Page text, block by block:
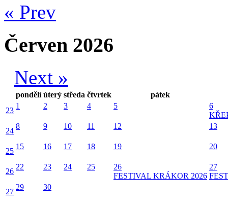
« Prev
Červen 2026
Next »
pondělí úterý středa čtvrtek
pátek
23
1 2 3 4 5
6
24
8 9 10 11 12 13
25
15 16 17 18 19 20
26
22 23 24 25
26
FESTIVAL KRÁKOR 2026
27
27
29 30